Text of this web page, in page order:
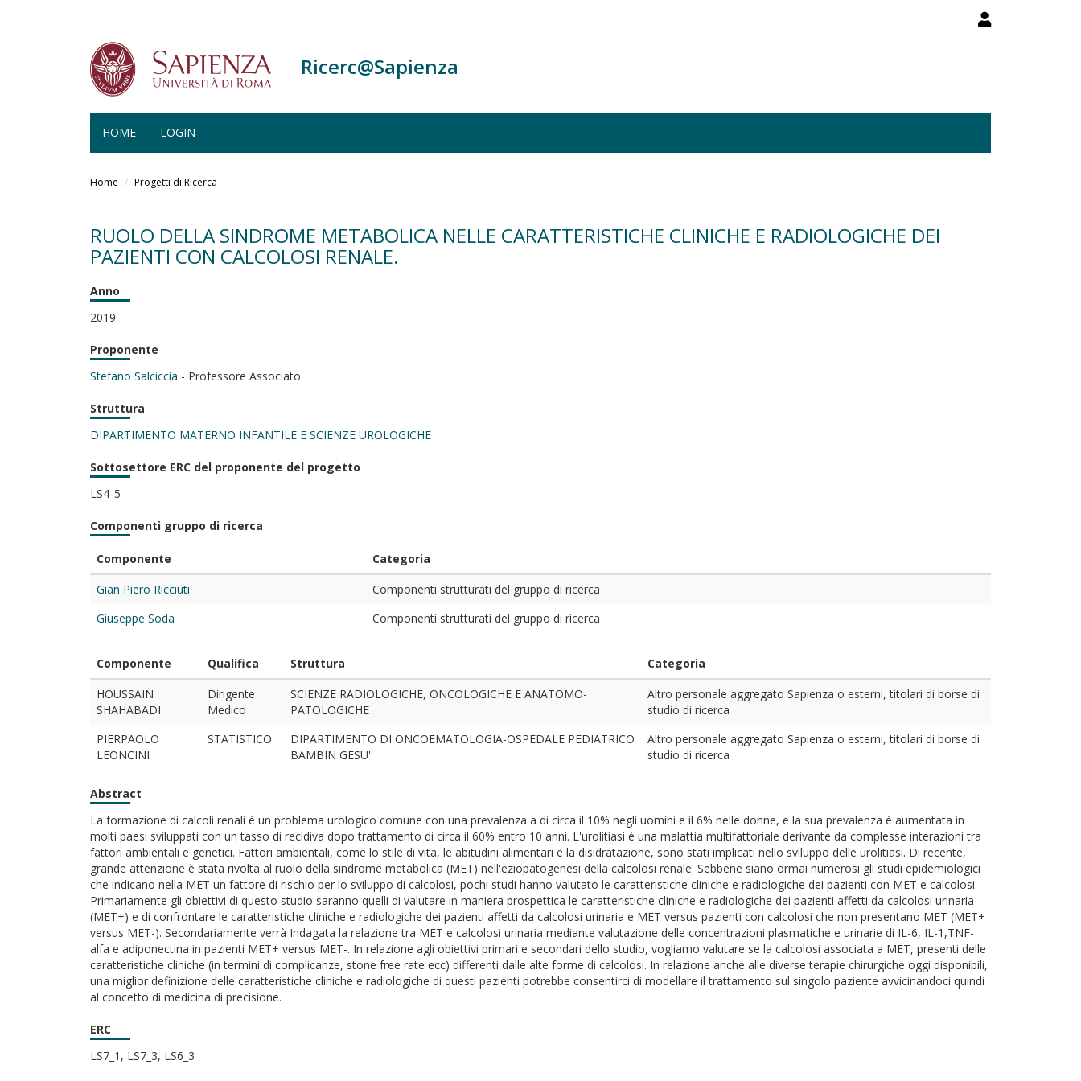
Ricerc@Sapienza
HOME LOGIN
Home Progetti di Ricerca
RUOLO DELLA SINDROME METABOLICA NELLE CARATTERISTICHE CLINICHE E RADIOLOGICHE DEI
PAZIENTI CON CALCOLOSI RENALE.
Anno
2019
Proponente
Stefano Salciccia - Professore Associato
Struttura
DIPARTIMENTO MATERNO INFANTILE E SCIENZE UROLOGICHE
Sottosettore ERC del proponente del progetto
LS4_5
Componenti gruppo di ricerca
Componente
Categoria
Gian Piero Ricciuti
Componenti strutturati del gruppo di ricerca
Giuseppe Soda
Componenti strutturati del gruppo di ricerca
Componente Qualifica Struttura
Categoria
HOUSSAIN
SHAHABADI
Dirigente
Medico
SCIENZE RADIOLOGICHE, ONCOLOGICHE E ANATOMO-
PATOLOGICHE
Altro personale aggregato Sapienza o esterni, titolari di borse di
studio di ricerca
PIERPAOLO
LEONCINI
STATISTICO
DIPARTIMENTO DI ONCOEMATOLOGIA-OSPEDALE PEDIATRICO
BAMBIN GESU'
Altro personale aggregato Sapienza o esterni, titolari di borse di
studio di ricerca
Abstract
La formazione di calcoli renali è un problema urologico comune con una prevalenza a di circa il 10% negli uomini e il 6% nelle donne, e la sua prevalenza è aumentata in
molti paesi sviluppati con un tasso di recidiva dopo trattamento di circa il 60% entro 10 anni. L'urolitiasi è una malattia multifattoriale derivante da complesse interazioni tra
fattori ambientali e genetici. Fattori ambientali, come lo stile di vita, le abitudini alimentari e la disidratazione, sono stati implicati nello sviluppo delle urolitiasi. Di recente,
grande attenzione è stata rivolta al ruolo della sindrome metabolica (MET) nell'eziopatogenesi della calcolosi renale. Sebbene siano ormai numerosi gli studi epidemiologici
che indicano nella MET un fattore di rischio per lo sviluppo di calcolosi, pochi studi hanno valutato le caratteristiche cliniche e radiologiche dei pazienti con MET e calcolosi.
Primariamente gli obiettivi di questo studio saranno quelli di valutare in maniera prospettica le caratteristiche cliniche e radiologiche dei pazienti affetti da calcolosi urinaria
(MET+) e di confrontare le caratteristiche cliniche e radiologiche dei pazienti affetti da calcolosi urinaria e MET versus pazienti con calcolosi che non presentano MET (MET+
versus MET-). Secondariamente verrà Indagata la relazione tra MET e calcolosi urinaria mediante valutazione delle concentrazioni plasmatiche e urinarie di IL-6, IL-1,TNF-
alfa e adiponectina in pazienti MET+ versus MET-. In relazione agli obiettivi primari e secondari dello studio, vogliamo valutare se la calcolosi associata a MET, presenti delle
caratteristiche cliniche (in termini di complicanze, stone free rate ecc) differenti dalle alte forme di calcolosi. In relazione anche alle diverse terapie chirurgiche oggi disponibili,
una miglior definizione delle caratteristiche cliniche e radiologiche di questi pazienti potrebbe consentirci di modellare il trattamento sul singolo paziente avvicinandoci quindi
al concetto di medicina di precisione.
ERC
LS7_1, LS7_3, LS6_3